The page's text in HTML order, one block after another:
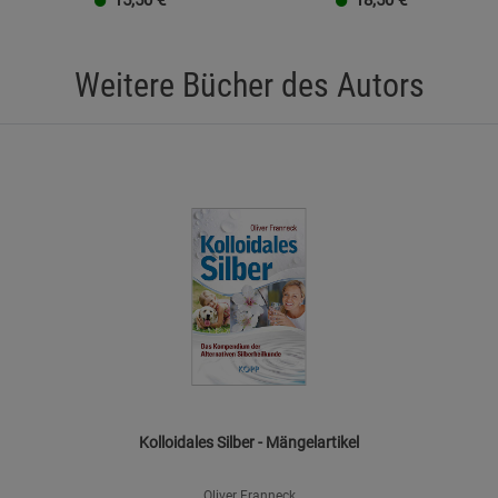
Weitere Bücher des Autors
Kolloidales Silber - Mängelartikel